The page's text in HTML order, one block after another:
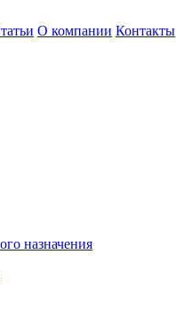
О компании Контакты
назначения